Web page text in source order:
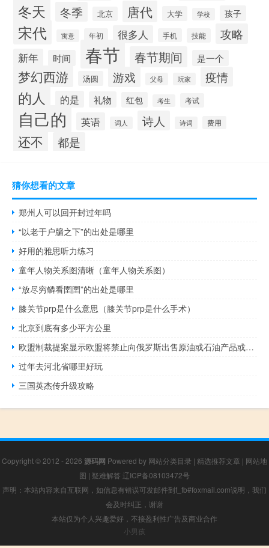
冬天 冬季 北京 唐代 大学 学校 孩子
宋代 寓意 年初 很多人 手机 技能 攻略
新年 时间 春节 春节期间 是一个
梦幻西游 汤圆 游戏 父母 玩家 疫情
的人 的是 礼物 红包 考生 考试
自己的 英语 词人 诗人 诗词 费用
还不 都是
猜你想看的文章
郑州人可以回开封过年吗
“以老于户牖之下”的出处是哪里
好用的雅思听力练习
童年人物关系图清晰（童年人物关系图）
“放尽穷鳞看圉圉”的出处是哪里
膝关节prp是什么意思（膝关节prp是什么手术）
北京到底有多少平方公里
欧盟制裁提案显示欧盟将禁止向俄罗斯出售原油或石油产品或禁止在俄罗斯使用任何来源的油轮
过年去河北省哪里好玩
三国英杰传升级攻略
Copyright © 2012 - 2026 源码网 Powered by 网站分类目录 | 精选推荐文章 | 网站地
图 | 疑难解答 辽ICP备08103472号
声明：本站内容来自互联网，如信息有错误可发邮件到f_fb#foxmail.com说明，我们
会及时纠正，谢谢
本站仅为个人兴趣爱好，不接盈利性广告及商业合作
小男孩